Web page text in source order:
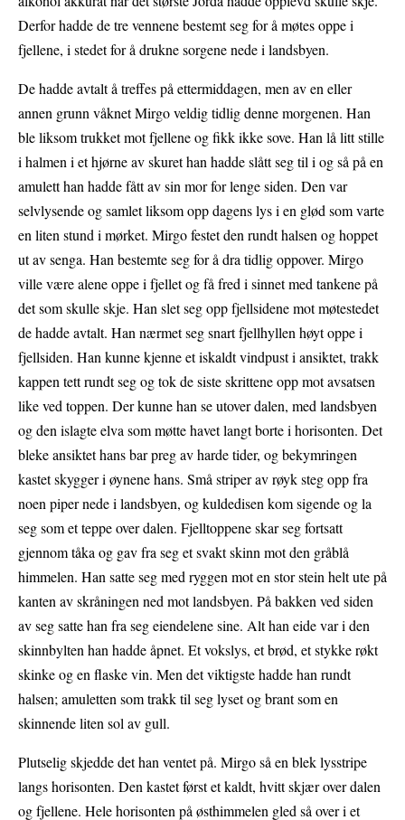
Derfor hadde de tre vennene bestemt seg for å møtes oppe i
fjellene, i stedet for å drukne sorgene nede i landsbyen.
De hadde avtalt å treffes på ettermiddagen, men av en eller
annen grunn våknet Mirgo veldig tidlig denne morgenen. Han
ble liksom trukket mot fjellene og fikk ikke sove. Han lå litt stille
i halmen i et hjørne av skuret han hadde slått seg til i og så på en
amulett han hadde fått av sin mor for lenge siden. Den var
selvlysende og samlet liksom opp dagens lys i en glød som varte
en liten stund i mørket. Mirgo festet den rundt halsen og hoppet
ut av senga. Han bestemte seg for å dra tidlig oppover. Mirgo
ville være alene oppe i fjellet og få fred i sinnet med tankene på
det som skulle skje. Han slet seg opp fjellsidene mot møtestedet
de hadde avtalt. Han nærmet seg snart fjellhyllen høyt oppe i
fjellsiden. Han kunne kjenne et iskaldt vindpust i ansiktet, trakk
kappen tett rundt seg og tok de siste skrittene opp mot avsatsen
like ved toppen. Der kunne han se utover dalen, med landsbyen
og den islagte elva som møtte havet langt borte i horisonten. Det
bleke ansiktet hans bar preg av harde tider, og bekymringen
kastet skygger i øynene hans. Små striper av røyk steg opp fra
noen piper nede i landsbyen, og kuldedisen kom sigende og la
seg som et teppe over dalen. Fjelltoppene skar seg fortsatt
gjennom tåka og gav fra seg et svakt skinn mot den gråblå
himmelen. Han satte seg med ryggen mot en stor stein helt ute på
kanten av skråningen ned mot landsbyen. På bakken ved siden
av seg satte han fra seg eiendelene sine. Alt han eide var i den
skinnbylten han hadde åpnet. Et vokslys, et brød, et stykke røkt
skinke og en flaske vin. Men det viktigste hadde han rundt
halsen; amuletten som trakk til seg lyset og brant som en
skinnende liten sol av gull.
Plutselig skjedde det han ventet på. Mirgo så en blek lysstripe
langs horisonten. Den kastet først et kaldt, hvitt skjær over dalen
og fjellene. Hele horisonten på østhimmelen gled så over i et